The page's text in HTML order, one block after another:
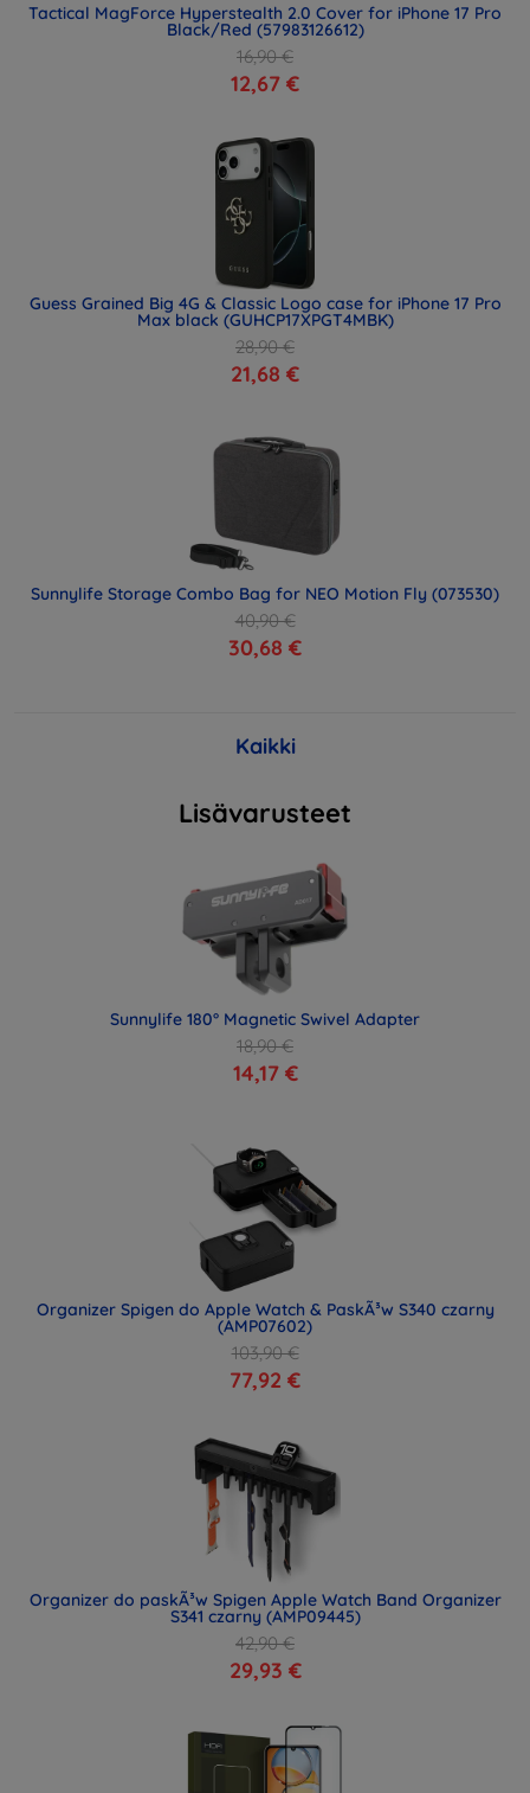
Tactical MagForce Hyperstealth 2.0 Cover for iPhone 17 Pro
Black/Red (57983126612)
16,90 €
12,67 €
Guess Grained Big 4G & Classic Logo case for iPhone 17 Pro
Max black (GUHCP17XPGT4MBK)
28,90 €
21,68 €
Sunnylife Storage Combo Bag for NEO Motion Fly (073530)
40,90 €
30,68 €
Kaikki
Lisävarusteet
Sunnylife 180° Magnetic Swivel Adapter
18,90 €
14,17 €
Organizer Spigen do Apple Watch & PaskÃ³w S340 czarny
(AMP07602)
103,90 €
77,92 €
Organizer do paskÃ³w Spigen Apple Watch Band Organizer
S341 czarny (AMP09445)
42,90 €
29,93 €